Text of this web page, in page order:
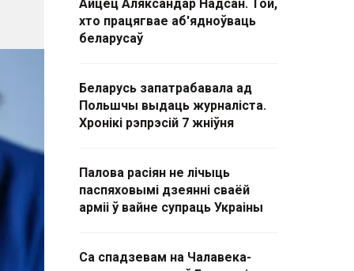
Айцец Аляксандар Надсан. Той,
хто працягвае аб'ядноўваць
беларусаў
Беларусь запатрабавала ад
Польшчы выдаць журналіста.
Хронікі рэпрэсій 7 жніўня
Палова расіян не лічыць
паспяховымі дзеянні сваёй
арміі ў вайне супраць Украіны
Са спадзевам на Чалавека-